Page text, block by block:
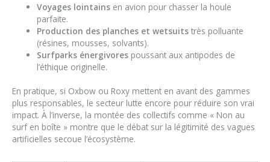
Voyages lointains en avion pour chasser la houle
parfaite.
Production des planches et wetsuits très polluante
(résines, mousses, solvants).
Surfparks énergivores poussant aux antipodes de
l’éthique originelle.
En pratique, si Oxbow ou Roxy mettent en avant des gammes
plus responsables, le secteur lutte encore pour réduire son vrai
impact. À l’inverse, la montée des collectifs comme « Non au
surf en boîte » montre que le débat sur la légitimité des vagues
artificielles secoue l’écosystème.